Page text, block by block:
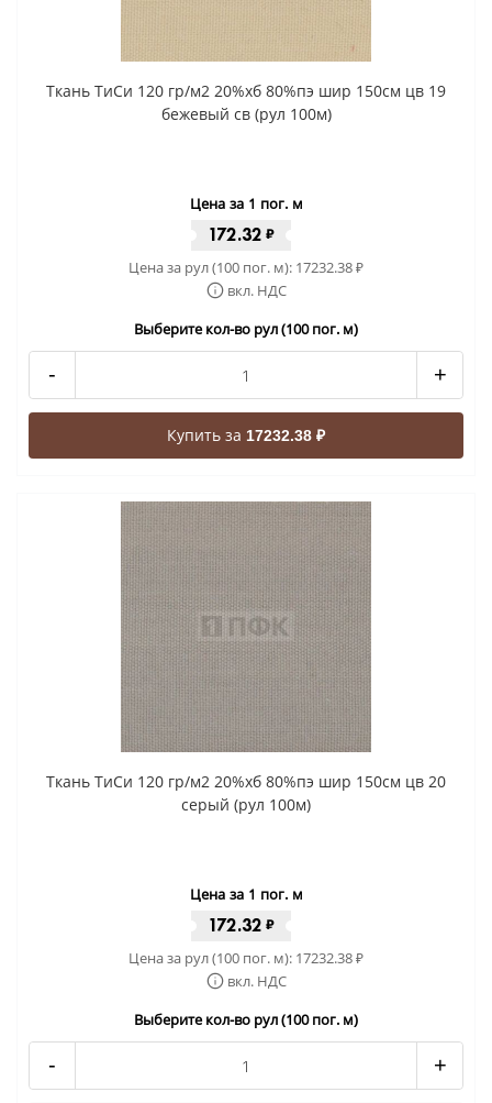
Ткань ТиСи 120 гр/м2 20%хб 80%пэ шир 150см цв 19
бежевый св (рул 100м)
Цена за 1 пог. м
172.32 ₽
Цена за рул (100 пог. м): 17232.38₽
вкл. НДС
Выберите кол-во рул (100 пог. м)
- +
Купить за 17232.38 ₽
Ткань ТиСи 120 гр/м2 20%хб 80%пэ шир 150см цв 20
серый (рул 100м)
Цена за 1 пог. м
172.32 ₽
Цена за рул (100 пог. м): 17232.38₽
вкл. НДС
Выберите кол-во рул (100 пог. м)
- +